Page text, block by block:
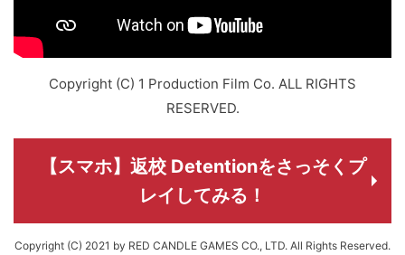
Copyright (C) 1 Production Film Co. ALL RIGHTS
RESERVED.
【スマホ】返校 Detentionをさっそくプ
レイしてみる！
Copyright (C) 2021 by RED CANDLE GAMES CO., LTD. All Rights Reserved.